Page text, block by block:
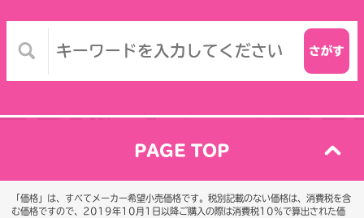
PAGE TOP
「価格」は、すべてメーカー希望小売価格です。税別記載のない価格は、消費税を含
む価格ですので、2019年10月1日以降ご購入の際は消費税10％で算出された価